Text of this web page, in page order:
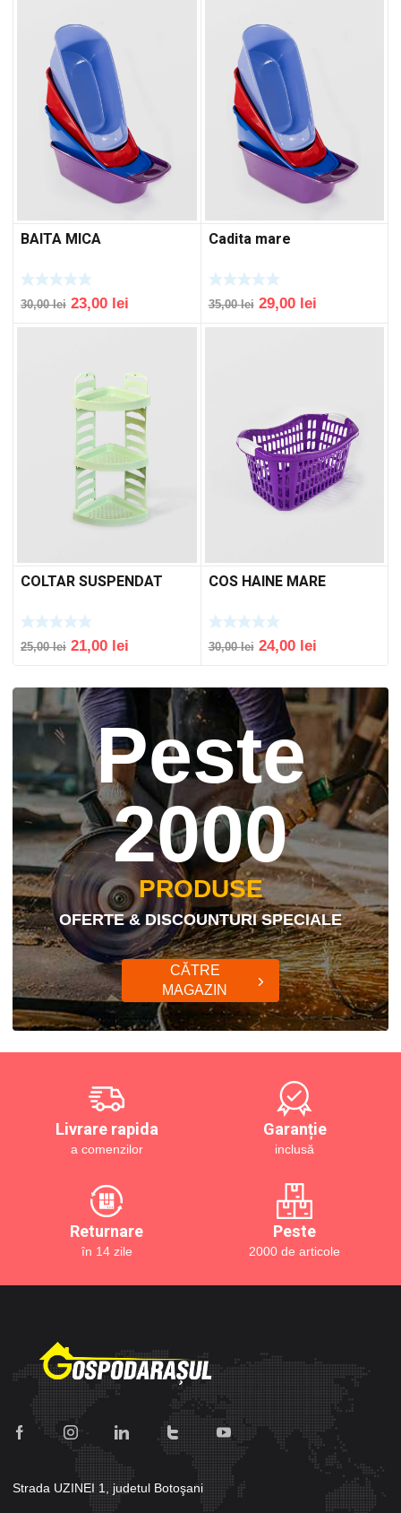
BAITA MICA
30,00lei Original
23,00 lei
price
Cadita mare
35,00lei Original
29,00 leiCurrent
price
COLTAR SUSPENDAT
25,00lei Original
was:
25,00 lei.
21,00 lei
is:
21,00 lei.
COS HAINE MARE
30,00lei Original
was:
30,00 lei.
24,00 leiCurrent
is:
24,00 lei.
Peste
2000
PRODUSE
OFERTE & DISCOUNTURI SPECIALE
CĂTRE
MAGAZIN
Livrare rapida
a comenzilor
Garanție
inclusă
Returnare
în 14 zile
Peste
2000 de articole
Strada UZINEI 1, judetul Botoşani